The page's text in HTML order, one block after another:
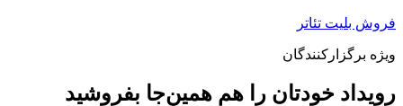
فروش بلیت تئاتر
ویژه برگزارکنندگان
رویداد خودتان را هم همین‌جا بفروشید